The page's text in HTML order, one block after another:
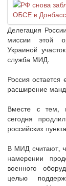
Делегация
миссии этой
Украиной
служба МИД.
Россия
расширение
Вместе с тем,
сегодня
российских
В МИД считают,
намерении
военного
целью